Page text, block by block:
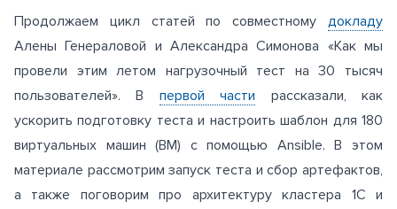
Продолжаем цикл статей по совместному докладу
Алены Генераловой и Александра Симонова «Как мы
провели этим летом нагрузочный тест на 30 тысяч
пользователей». В первой части рассказали, как
ускорить подготовку теста и настроить шаблон для 180
виртуальных машин (ВМ) с помощью Ansible. В этом
материале рассмотрим запуск теста и сбор артефактов,
а также поговорим про архитектуру кластера 1С и